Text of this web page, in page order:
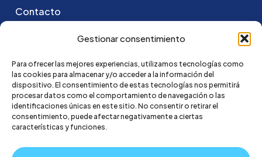
Gestionar consentimiento
Para ofrecer las mejores experiencias, utilizamos tecnologías como
las cookies para almacenar y/o acceder a la información del
dispositivo. El consentimiento de estas tecnologías nos permitirá
procesar datos como el comportamiento de navegación o las
identificaciones únicas en este sitio. No consentir o retirar el
consentimiento, puede afectar negativamente a ciertas
características y funciones.
Contacto
Puedes ponerte en contacto con nosotros
hola@credi4me.com